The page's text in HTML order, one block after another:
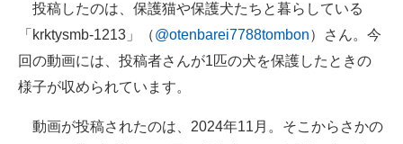
建設×テクノロジーの最前線
ちょっと気になるネットの話題
投稿したのは、保護猫や保護犬たちと暮らしている
「krktysmb-1213」（@otenbarei7788tombon）さん。今
回の動画には、投稿者さんが1匹の犬を保護したときの
様子が収められています。
動画が投稿されたのは、2024年11月。そこからさかの